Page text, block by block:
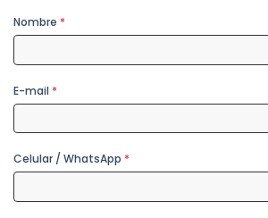
Nombre *
E-mail *
Celular / WhatsApp *